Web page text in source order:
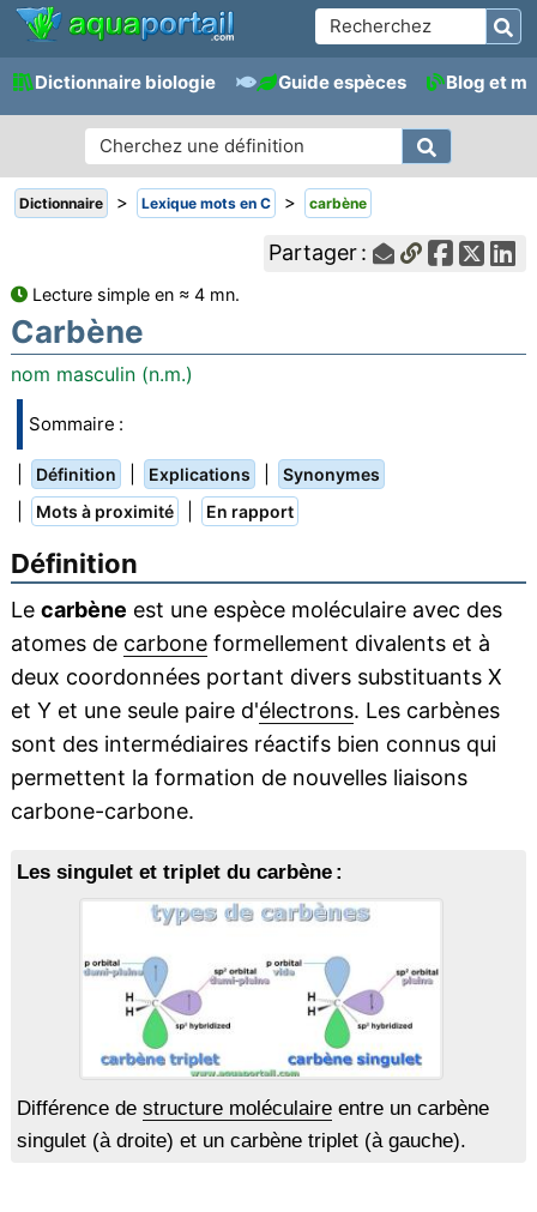
Dictionnaire biologie Guide espèces Blog et
Dictionnaire > Lexique mots en C > carbène
Partager :
Lecture simple en ≈ 4 mn.
Carbène
nom masculin (n.m.)
Sommaire :
Définition Explications Synonymes
Mots à proximité En rapport
Définition
Le carbène est une espèce moléculaire avec des
atomes de carboneformellement divalents et à
deux coordonnées portant divers substituants X
et Y et une seule paire d'électrons. Les carbènes
sont des intermédiaires réactifs bien connus qui
permettent la formation de nouvelles liaisons
carbone-carbone.
Les singulet et triplet du carbène :
Différence de structure moléculaireentre un carbène
singulet (à droite) et un carbène triplet (à gauche).